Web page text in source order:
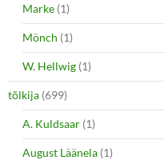
Marke (1)
Mönch (1)
W. Hellwig (1)
tõlkija (699)
A. Kuldsaar (1)
August Läänela (1)